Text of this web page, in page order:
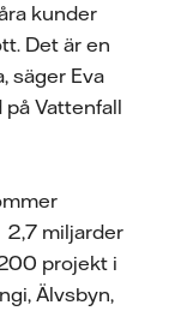
kunder
Det är en
säger Eva
på Vattenfall
2,7 miljarder
projekt i
Älvsbyn,